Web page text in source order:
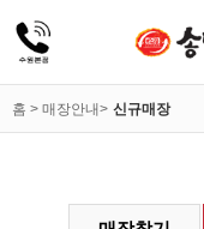
홈 > 매장안내> 신규매장